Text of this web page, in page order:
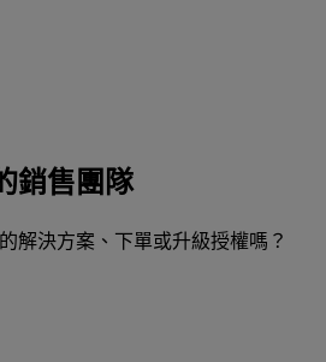
銷售團隊
解決方案、下單或升級授權嗎？